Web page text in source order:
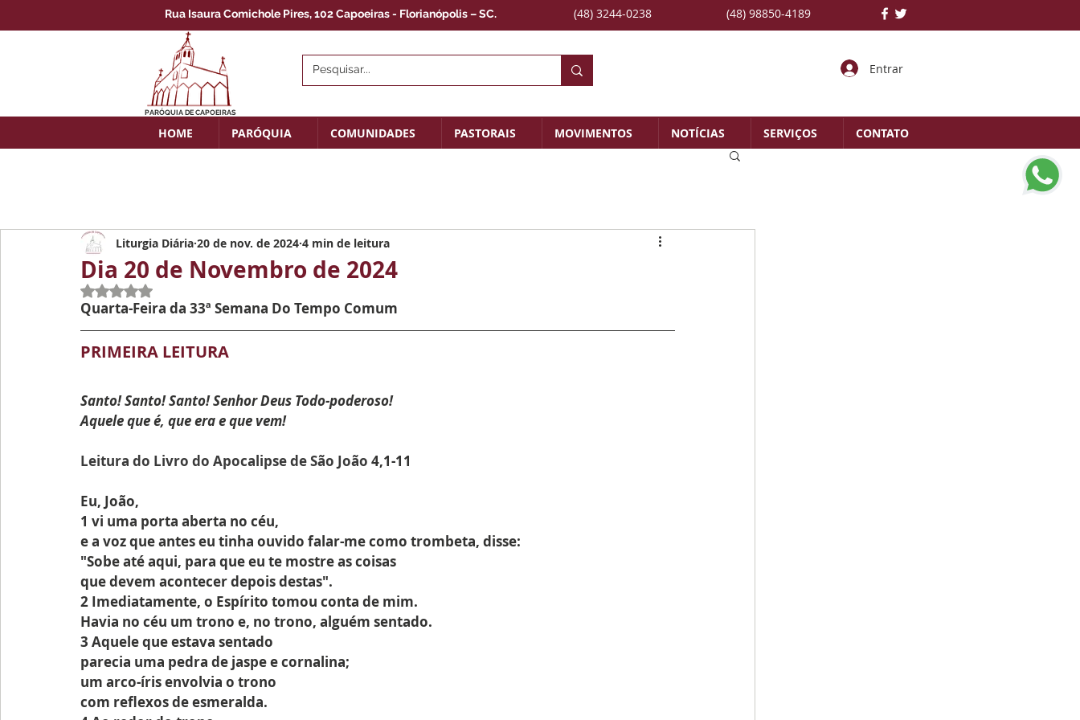
Rua Isaura Comichole Pires, 102 Capoeiras - Florianópolis – SC. (48) 3244-0238 (48) 98850-4189
PARÓQUIA DE CAPOEIRAS
Entrar
HOME PARÓQUIA COMUNIDADES PASTORAIS MOVIMENTOS NOTÍCIAS SERVIÇOS CONTATO
Dia 20 de Novembro de 2024
Liturgia Diária 20 de nov. de 2024 4 min de leitura
Avaliado com NaN de 5 estrelas.
Quarta-Feira da 33ª Semana Do Tempo Comum
PRIMEIRA LEITURA
Santo! Santo! Santo! Senhor Deus Todo-poderoso!
Aquele que é, que era e que vem!
Leitura do Livro do Apocalipse de São João 4,1-11
Eu, João,
1 vi uma porta aberta no céu,
e a voz que antes eu tinha ouvido falar-me como trombeta, disse:
"Sobe até aqui, para que eu te mostre as coisas
que devem acontecer depois destas".
2 Imediatamente, o Espírito tomou conta de mim.
Havia no céu um trono e, no trono, alguém sentado.
3 Aquele que estava sentado
parecia uma pedra de jaspe e cornalina;
um arco-íris envolvia o trono
com reflexos de esmeralda.